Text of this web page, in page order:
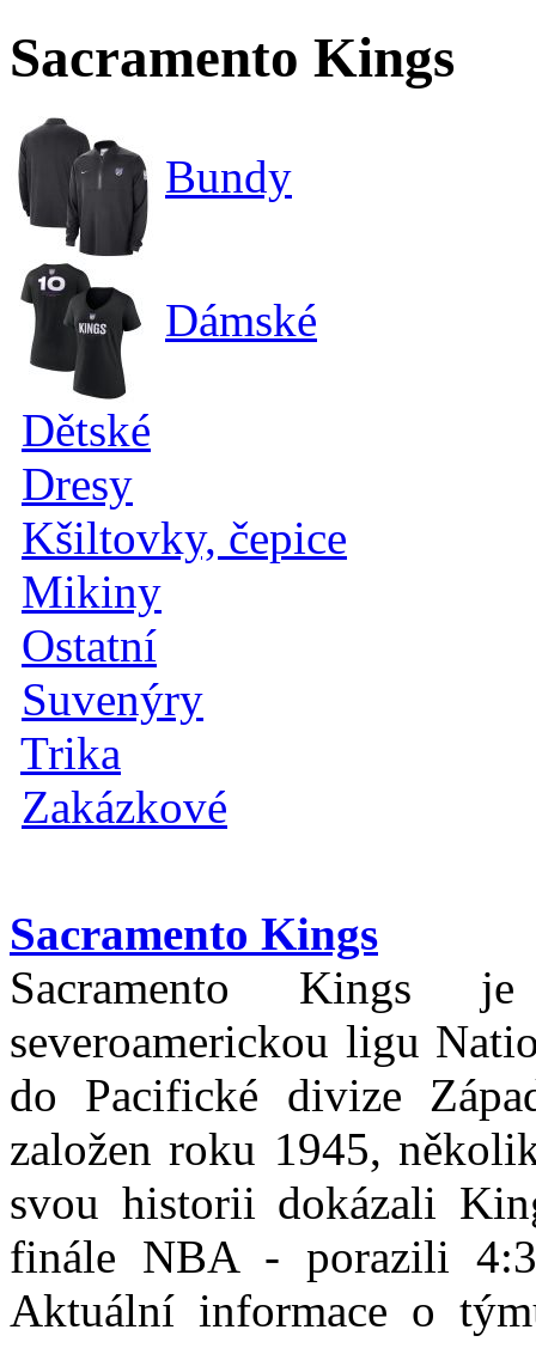
Sacramento Kings
Bundy
Dámské
Dětské
Dresy
Kšiltovky, čepice
Mikiny
Ostatní
Suvenýry
Trika
Zakázkové
Sacramento Kings
Sacramento Kings
severoamerickou ligu
do Pacifické divize
založen roku 1945,
svou historii dokázali
finále NBA - porazili
Aktuální informace o